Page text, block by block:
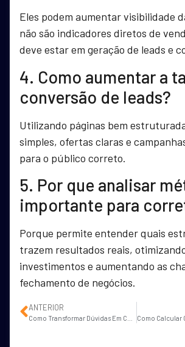
Eles podem aumentar visibilidade
não são indicadores diretos de
deve estar em geração de leads e
4. Como aumentar a
conversão de leads?
Utilizando páginas bem
simples, ofertas claras e
para o público correto.
5. Por que analisar
importante para
Porque permite entender quais
trazem resultados reais,
investimentos e aumentando as
fechamento de negócios.
ANTERIOR